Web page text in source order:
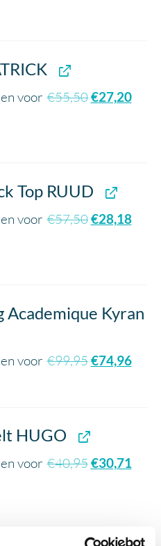
voor €55,50€27,20
Top RUUD
voor €57,50€28,18
Academique Kyran
voor €99,95€74,96
HUGO
voor €40,95€30,71